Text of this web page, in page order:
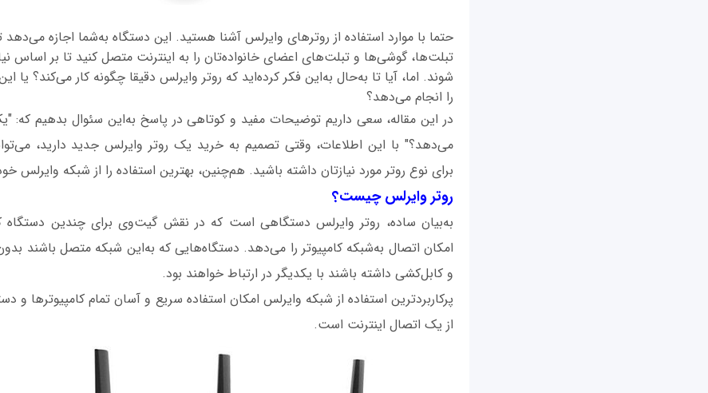
حتما با موارد استفاده از روترهای وایرلس آشنا هستید. این دستگاه به‌شما اجازه می‌دهد
تبلت‌ها، گوشی‌ها و تبلت‌های اعضای خانواده‌تان را به اینترنت متصل کنید تا بر اساس
شوند. اما، آیا تا به‌حال به‌این فکر کرده‌اید که روتر وایرلس دقیقا چگونه کار می‌کند؟
را انجام می‌دهد؟
در این مقاله، سعی داریم توضیحات مفید و کوتاهی در پاسخ به‌این سئوال بدهیم که:
می‌دهد؟" با این اطلاعات، وقتی تصمیم به خرید یک روتر وایرلس جدید دارید،
برای نوع روتر مورد نیازتان داشته باشید. هم‌چنین، بهترین استفاده را از شبکه وایرلس
روتر وایرلس چیست؟
به‌بیان ساده، روتر وایرلس دستگاهی است که در نقش گیت‌وی برای چندین دستگاه
امکان اتصال به‌شبکه کامپیوتر را می‌دهد. دستگاه‌هایی که به‌این شبکه متصل باشند
و کابل‌کشی داشته باشند با یکدیگر در ارتباط خواهند بود.
پرکاربردترین استفاده از شبکه وایرلس امکان استفاده سریع و آسان تمام کامپیوترها و
از یک اتصال اینترنت است.